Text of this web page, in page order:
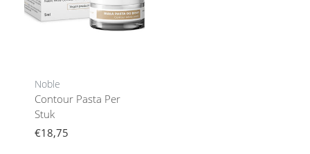
Noble
Contour Pasta Per
Stuk
€18,75